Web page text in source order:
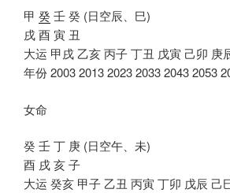
甲 癸 壬 癸 (日空辰、巳)
戌 酉 寅 丑
大运 甲戌 乙亥 丙子 丁丑 戊寅 己卯 庚
年份 2003 2013 2023 2033 2043 2053
女命
癸 壬 丁 庚 (日空午、未)
酉 戌 亥 子
大运 癸亥 甲子 乙丑 丙寅 丁卯 戊辰 己